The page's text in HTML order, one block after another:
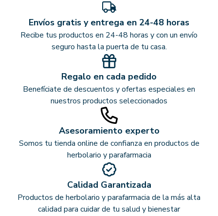
Envíos gratis y entrega en 24-48 horas
Recibe tus productos en 24-48 horas y con un envío
seguro hasta la puerta de tu casa.
Regalo en cada pedido
Benefíciate de descuentos y ofertas especiales en
nuestros productos seleccionados
Asesoramiento experto
Somos tu tienda online de confianza en productos de
herbolario y parafarmacia
Calidad Garantizada
Productos de herbolario y parafarmacia de la más alta
calidad para cuidar de tu salud y bienestar